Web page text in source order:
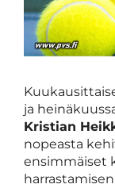
ja
Kristian
nopeasta
ensimmäiset